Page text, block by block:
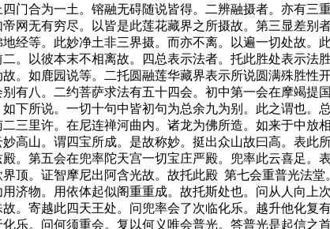
门合为一土。镕融无碍随说皆得。二辨融摄者。亦有
网无有穷尽。以皆是此莲花藏界之所摄故。第三显差别
经等。此妙净土非三界摄。而亦不离。以遍一切处故
。以彼本末不相离故。四总表示法者。托此胜处表示
。如鹿园说等。二托圆融莲华藏界表示所说圆满殊胜
有八。二约菩萨求法有五十四会。初中第一会在摩竭提
下所说。一切十句中皆初句为总余九为别。此之谓也。
三里许。在尼连禅河曲内。诸龙为佛所造。如来于中
高山。谓四宝所成。是故称妙。挺出众山故曰高。表
。第五会在兜率陀天宫一切宝庄严殿。兜率此云喜足
顶。证智摩尼出阿含光故。故托此殿 第七会重普光法
济物。用依体起似阁重重成。故托斯处也。问从人向上
。寄越此四天王处。问兜率会了次临化乐。越升他化
乐。问何须重会。复以何义唯会普光。答普光是起信之